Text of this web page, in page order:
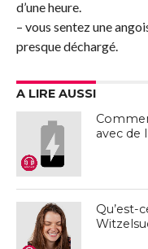
d’une heure.
– vous sentez une
presque déchargé.
A LIRE AUSSI
avec de
Qu’est-